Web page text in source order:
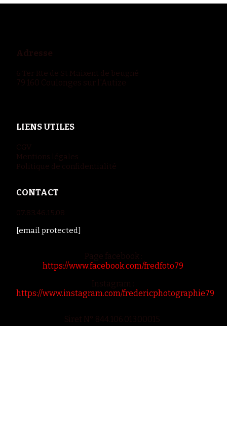
Adresse
6 Ter Rte de St Maixent de beugné
79 160 Coulonges sur l'Autize
LIENS UTILES
CGV
Mentions légales
Politique de confidentialité
CONTACT
07.83.46.15.08
[email protected]
Page facebook :
https://www.facebook.com/fredfoto79
Instagram :
https://www.instagram.com/fredericphotographie79
Siret N° 844.106.013.00015